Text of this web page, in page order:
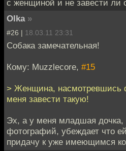
с женщиной и не завести ли
Olka »
#26 | 18.03.11 23:31
Собака замечательная!
Кому: Muzzlecore, #15
> Женщина, насмотревшись
меня завести такую!
Эх, а у меня младшая дочка,
фотографий, убеждает что
придачу к уже имеющимся